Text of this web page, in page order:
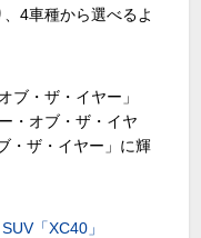
4車種から選べるよ
ブ・ザ・イヤー」
・オブ・ザ・イヤ
・ザ・イヤー」に輝
「XC40」